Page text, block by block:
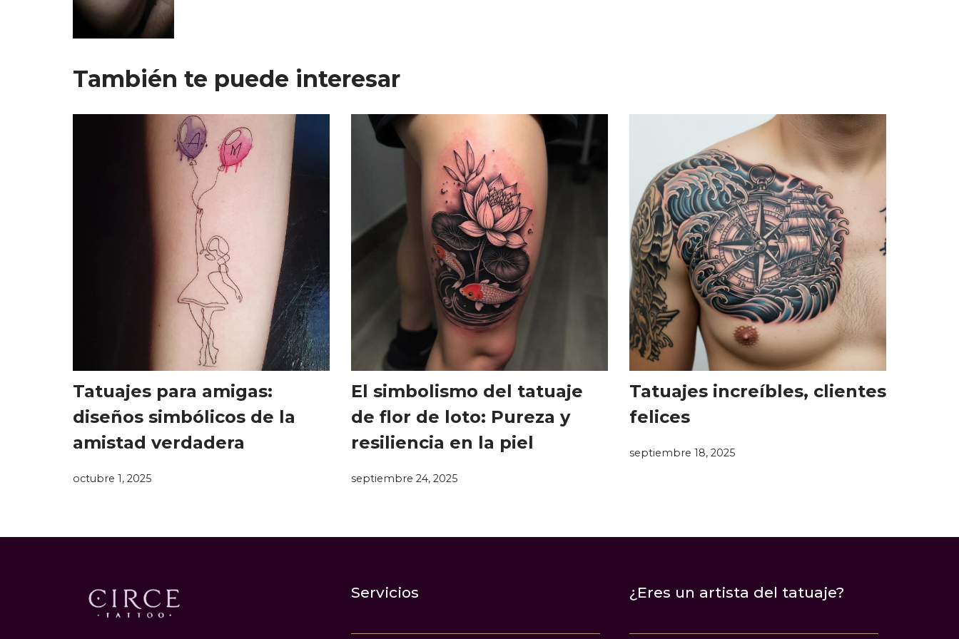
También te puede interesar
Tatuajes para amigas:
diseños simbólicos de la
amistad verdadera
octubre 1, 2025
El simbolismo del tatuaje
de flor de loto: Pureza y
resiliencia en la piel
septiembre 24, 2025
Tatuajes increíbles, clientes
felices
septiembre 18, 2025
Servicios ¿Eres un artista del tatuaje?